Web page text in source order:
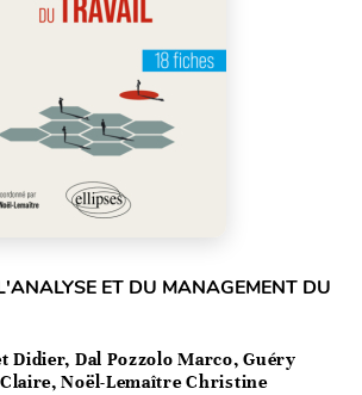
ET DU MANAGEMENT DU
Didier, Dal Pozzolo Marco, Guéry
Noël-Lemaître Christine